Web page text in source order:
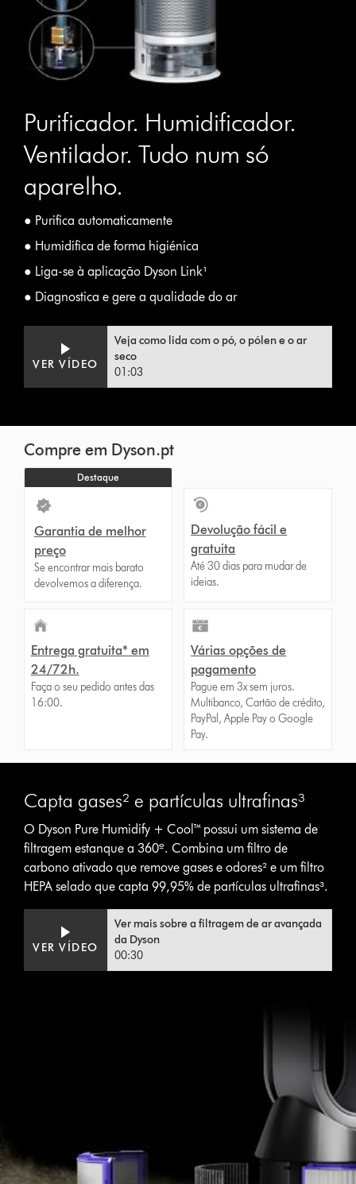
Purificador. Humidificador.
Ventilador. Tudo num só
aparelho.
● Purifica automaticamente
● Humidifica de forma higiénica
● Liga-se à aplicação Dyson Link¹
● Diagnostica e gere a qualidade do ar
VER VÍDEO
Veja como lida com o pó, o pólen e o ar
seco
01:03
Compre em Dyson.pt
Destaque
Garantia de melhor
preço
Se encontrar mais barato
devolvemos a diferença.
Devolução fácil e
gratuita
Até 30 dias para mudar de
ideias.
Entrega gratuita* em
24/72h.
Faça o seu pedido antes das
16:00.
Várias opções de
pagamento
Pague em 3x sem juros.
Multibanco, Cartão de crédito,
PayPal, Apple Pay o Google
Pay.
Capta gases² e partículas ultrafinas³
O Dyson Pure Humidify + Cool™ possui um sistema de
filtragem estanque a 360º. Combina um filtro de
carbono ativado que remove gases e odores² e um filtro
HEPA selado que capta 99,95% de partículas ultrafinas³.
VER VÍDEO
Ver mais sobre a filtragem de ar avançada
da Dyson
00:30